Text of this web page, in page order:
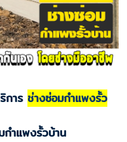
การ ช่างซ่อมกำแพงรั้ว
ำแพงรั้วบ้าน